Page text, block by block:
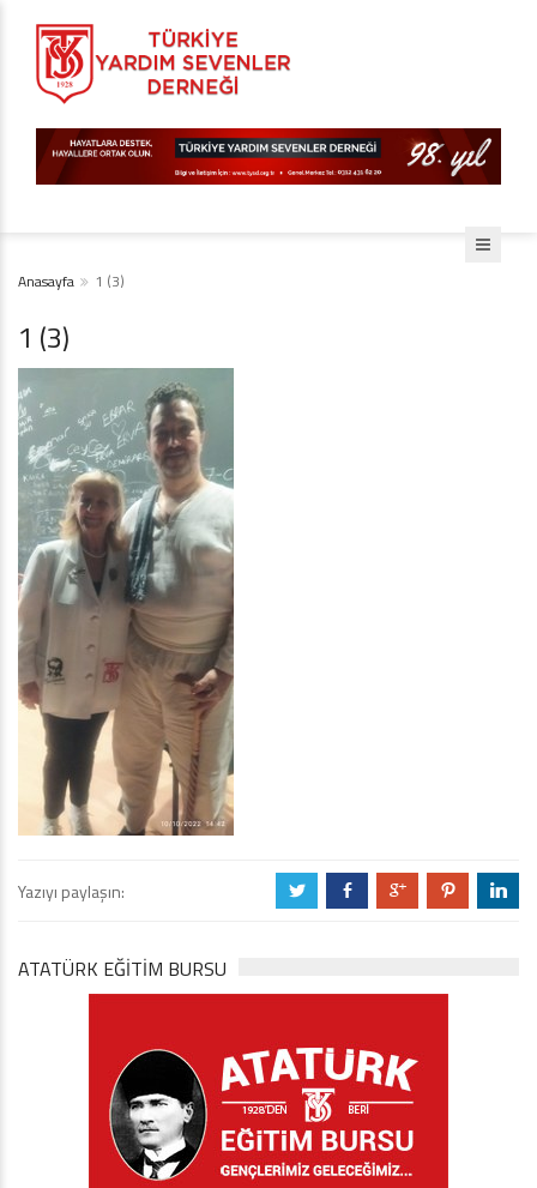
Anasayfa 1 (3)
1 (3)
Yazıyı paylaşın: a b c d j
ATATÜRK EĞITIM BURSU